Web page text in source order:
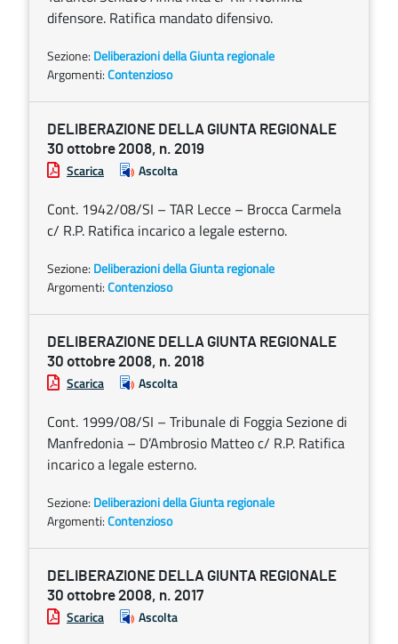
difensore. Ratifica mandato difensivo.
Sezione: Deliberazioni della Giunta regionale
Argomenti:Contenzioso
DELIBERAZIONE DELLA GIUNTA REGIONALE
30 ottobre 2008, n. 2019
Scarica Ascolta
Cont. 1942/08/SI – TAR Lecce – Brocca Carmela
c/ R.P. Ratifica incarico a legale esterno.
Sezione: Deliberazioni della Giunta regionale
Argomenti:Contenzioso
DELIBERAZIONE DELLA GIUNTA REGIONALE
30 ottobre 2008, n. 2018
Scarica Ascolta
Cont. 1999/08/SI – Tribunale di Foggia Sezione di
Manfredonia – D’Ambrosio Matteo c/ R.P. Ratifica
incarico a legale esterno.
Sezione: Deliberazioni della Giunta regionale
Argomenti:Contenzioso
DELIBERAZIONE DELLA GIUNTA REGIONALE
30 ottobre 2008, n. 2017
Scarica Ascolta